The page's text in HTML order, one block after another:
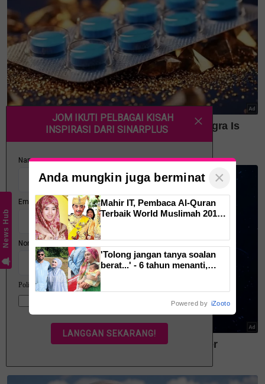
November 2021 di Janda Baik, Pahang, dan
dikurniakan seorang cahaya mata perempuan,
Hawra Uqaira, yang kini berusia 18 bulan.
Layari portalSinarPlus untuk info terkini dan bermanfaat!
Jangan lupa follow kami diFacebook,Instagram,Threads,
Twitter
YouTube& TikTok . Join grup Telegram kami
DI SINI
untuk info dan kisah penuh inspirasi
Jangan lupa dapatkan promosi istimewaMAKANAN
cawangan KK Super Mart terpilih di Shah Alam atau beli
secara online di platformShopee Karangkraf Mall sekarang
Kamal Adli
uqasha cerai
Uqasha Senrose
News Hub
Anda mungkin juga berminat ×
Mahir IT, Pembaca Al-Quran
Terbaik World Muslimah 2013,
Adawiyyah ditarik serta-merta
'Tolong jangan tanya soalan
berat...' - 6 tahun menanti,
Powered by iZooto